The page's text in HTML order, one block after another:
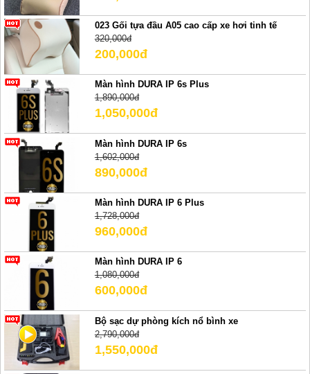
023 Gối tựa đầu A05 cao cấp xe hơi tinh tế
320,000đ
200,000đ
Màn hình DURA IP 6s Plus
1,890,000đ
1,050,000đ
Màn hình DURA IP 6s
1,602,000đ
890,000đ
Màn hình DURA IP 6 Plus
1,728,000đ
960,000đ
Màn hình DURA IP 6
1,080,000đ
600,000đ
Bộ sạc dự phòng kích nổ bình xe
2,790,000đ
1,550,000đ